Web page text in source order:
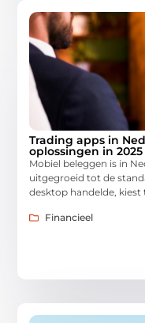
Trading apps in
oplossingen in 2025
Mobiel beleggen is in
uitgegroeid tot de
desktop handelde,
Financieel